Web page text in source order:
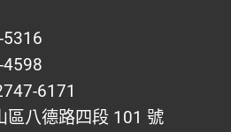
6171
區八德路四段 101 號